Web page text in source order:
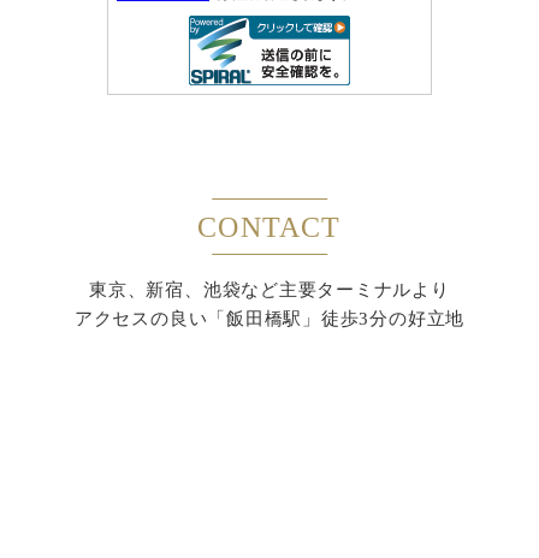
CONTACT
東京、新宿、池袋など主要ターミナルより
アクセスの良い「飯田橋駅」徒歩3分の好立地